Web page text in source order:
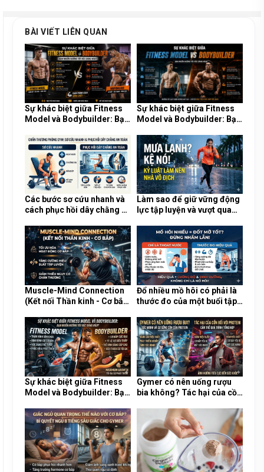
BÀI VIẾT LIÊN QUAN
Sự khác biệt giữa Fitness
Model và Bodybuilder: Bạn
nào?
Sự khác biệt giữa Fitness
Model và Bodybuilder: Bạn
nào?
Các bước sơ cứu nhanh và
cách phục hồi dây chằng an
phòng Gym
Làm sao để giữ vững động
lực tập luyện và vượt qua
ngày mưa lạnh?
Muscle-Mind Connection
(Kết nối Thần kinh - Cơ bắp)
quan trọng?
Đổ nhiều mồ hôi có phải là
thước đo của một buổi tập
mỡ?
Sự khác biệt giữa Fitness
Model và Bodybuilder: Bạn
nào?
Gymer có nên uống rượu
bia không? Tác hại của cồn